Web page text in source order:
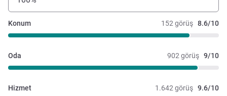
152 görüş 8.6/10
Konum
902 görüş 9/10
Oda
1.642 görüş 9.6/10
Hizmet